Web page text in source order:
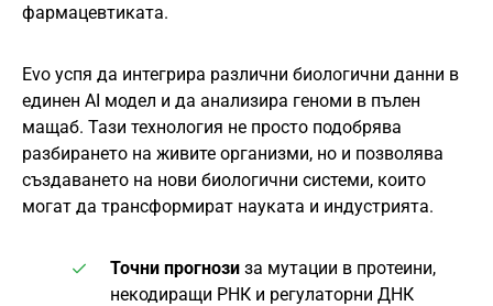
фармацевтиката.
Evo успя да интегрира различни биологични данни в
единен AI модел и да анализира геноми в пълен
мащаб. Тази технология не просто подобрява
разбирането на живите организми, но и позволява
създаването на нови биологични системи, които
могат да трансформират науката и индустрията.
Точни прогнози за мутации в протеини,
некодиращи РНК и регулаторни ДНК